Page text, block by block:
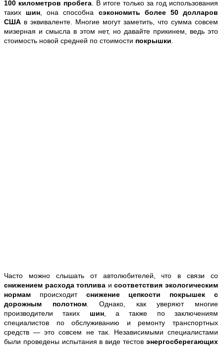
100 километров пробега . В итоге только за год использования
таких шин , она способна сэкономить более 50 долларов
США в эквиваленте. Многие могут заметить, что сумма совсем
мизерная и смысла в этом нет, но давайте прикинем, ведь это
стоимость новой средней по стоимости покрышки
Часто можно слышать от автолюбителей, что в связи со
снижением расхода топлива исоответствия экологическим
нормам происходит снижение
цепкости покрышек с
дорожным полотном. Однако, как уверяют многие
производители таких шин, а также по заключениям
специалистов по обслуживанию и ремонту транспортных
средств — это совсем не так. Независимыми специалистами
были проведены испытания в виде тестов энергосберегающих